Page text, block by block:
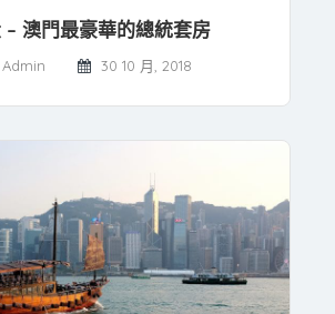
– 澳門最豪華的總統套房
Admin 30 10 月, 2018